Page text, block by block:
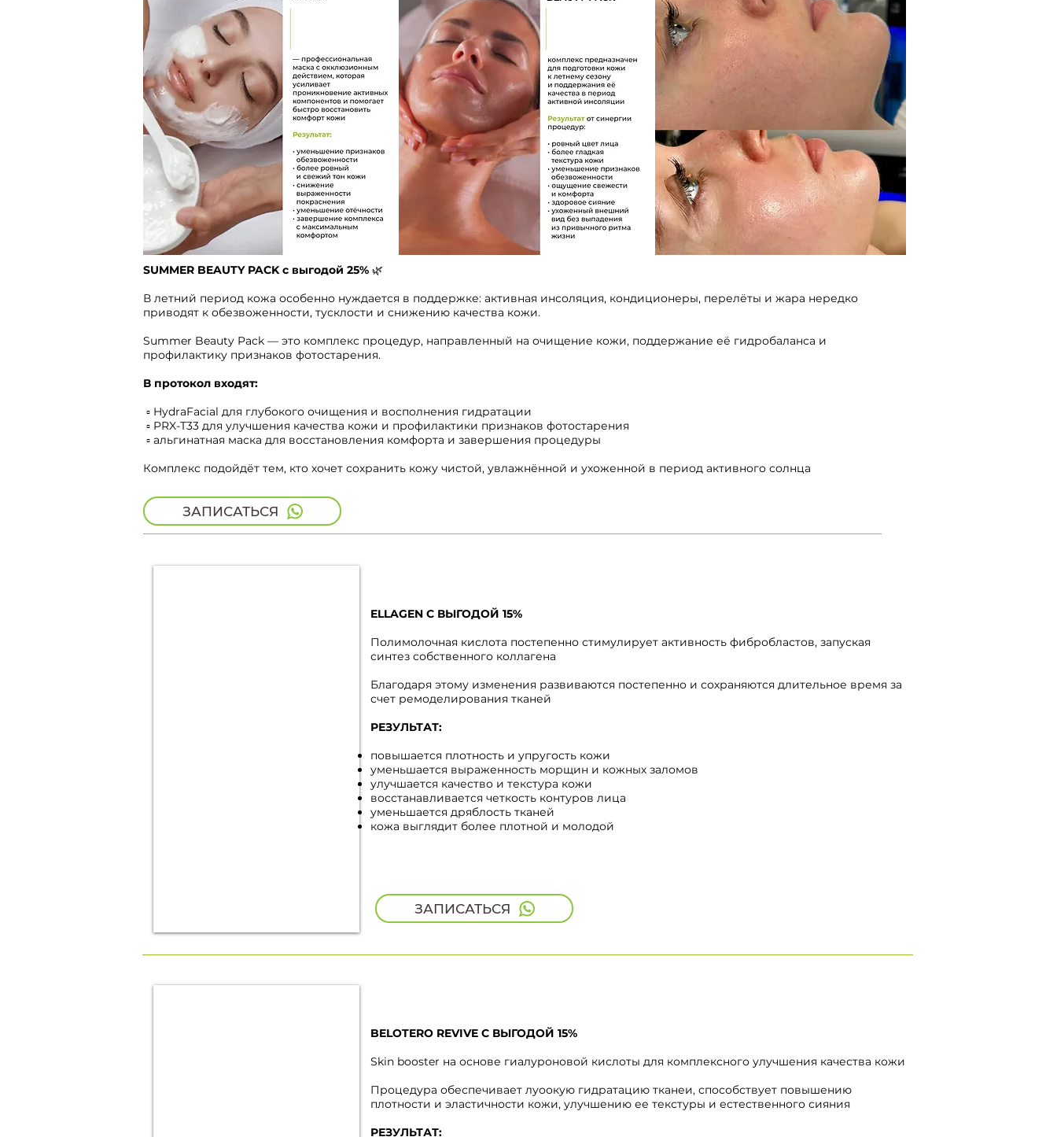
SUMMER BEAUTY PACK с выгодой 25% 🌿
В летний период кожа особенно нуждается в поддержке: активная инсоляция, кондиционеры, перелёты и жара нередко
приводят к обезвоженности, тусклости и снижению качества кожи.
Summer Beauty Pack — это комплекс процедур, направленный на очищение кожи, поддержание её гидробаланса и
профилактику признаков фотостарения.
В протокол входят:
▫️ HydraFacial для глубокого очищения и восполнения гидратации
▫️ PRX-T33 для улучшения качества кожи и профилактики признаков фотостарения
▫️ альгинатная маска для восстановления комфорта и завершения процедуры
Комплекс подойдёт тем, кто хочет сохранить кожу чистой, увлажнённой и ухоженной в период активного солнца
ЗАПИСАТЬСЯ
ELLAGEN С ВЫГОДОЙ 15%
Полимолочная кислота постепенно стимулирует активность фибробластов, запуская
синтез собственного коллагена
Благодаря этому изменения развиваются постепенно и сохраняются длительное время за
счет ремоделирования тканей
РЕЗУЛЬТАТ:
повышается плотность и упругость кожи
уменьшается выраженность морщин и кожных заломов
улучшается качество и текстура кожи
восстанавливается четкость контуров лица
уменьшается дряблость тканей
кожа выглядит более плотной и молодой
ЗАПИСАТЬСЯ
BELOTERO REVIVE С ВЫГОДОЙ 15%
Skin booster на основе гиалуроновой кислоты для комплексного улучшения качества кожи
Процедура обеспечивает луоокую гидратацию тканеи, способствует повышению
плотности и эластичности кожи, улучшению ее текстуры и естественного сияния
РЕЗУЛЬТАТ: